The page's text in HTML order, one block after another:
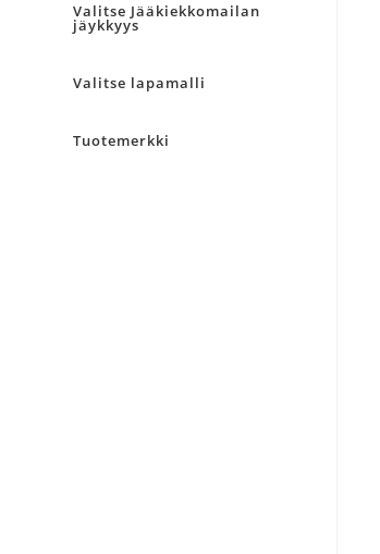
Valitse Jääkiekkomailan
jäykkyys
Valitse lapamalli
Tuotemerkki